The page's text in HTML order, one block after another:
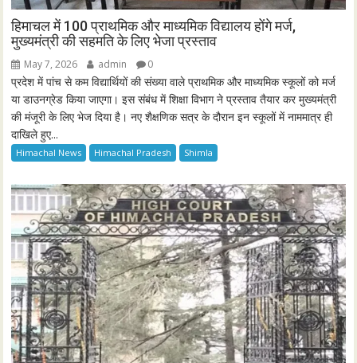
हिमाचल में 100 प्राथमिक और माध्यमिक विद्यालय होंगे मर्ज,
मुख्यमंत्री की सहमति के लिए भेजा प्रस्ताव
May 7, 2026 admin 0
प्रदेश में पांच से कम विद्यार्थियों की संख्या वाले प्राथमिक और माध्यमिक स्कूलों को मर्ज
या डाउनग्रेड किया जाएगा। इस संबंध में शिक्षा विभाग ने प्रस्ताव तैयार कर मुख्यमंत्री
की मंजूरी के लिए भेज दिया है। नए शैक्षणिक सत्र के दौरान इन स्कूलों में नाममात्र ही
दाखिले हुए...
Himachal News Himachal Pradesh Shimla